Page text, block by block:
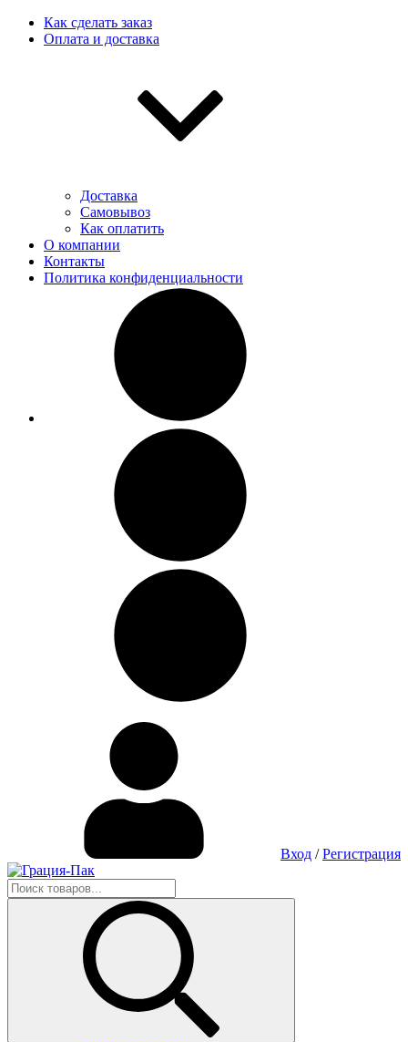
Как сделать заказ
Оплата и доставка
Доставка
Самовывоз
Как оплатить
О компании
Контакты
Политика конфиденциальности
Вход /Регистрация